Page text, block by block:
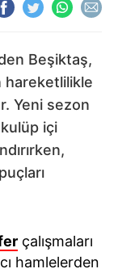
Beşiktaş,
Yeni sezon
içi
çalışmaları
hamlelerden